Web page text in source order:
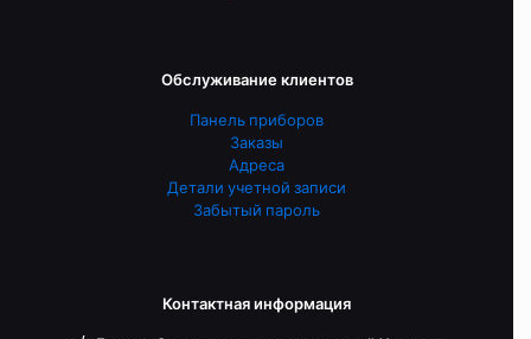
Обслуживание клиентов
Панель приборов
Заказы
Адреса
Детали учетной записи
Забытый пароль
Контактная информация